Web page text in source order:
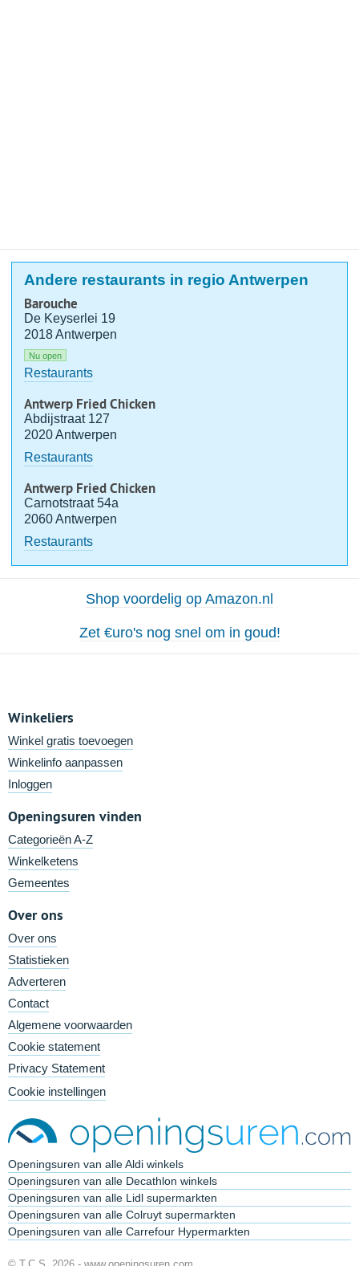
Andere restaurants in regio Antwerpen
Barouche
De Keyserlei 19
2018 Antwerpen
Nu open
Restaurants
Antwerp Fried Chicken
Abdijstraat 127
2020 Antwerpen
Restaurants
Antwerp Fried Chicken
Carnotstraat 54a
2060 Antwerpen
Restaurants
Shop voordelig op Amazon.nl
Zet €uro's nog snel om in goud!
Winkeliers
Winkel gratis toevoegen
Winkelinfo aanpassen
Inloggen
Openingsuren vinden
Categorieën A-Z
Winkelketens
Gemeentes
Over ons
Over ons
Statistieken
Adverteren
Contact
Algemene voorwaarden
Cookie statement
Privacy Statement
Cookie instellingen
Openingsuren van alle Aldi winkels
Openingsuren van alle Decathlon winkels
Openingsuren van alle Lidl supermarkten
Openingsuren van alle Colruyt supermarkten
Openingsuren van alle Carrefour Hypermarkten